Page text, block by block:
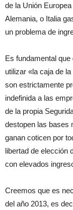
de la Unión
Alemania, o Italia
un problema de
Es fundamental
utilizar «la caja de
son estrictamente
indefinida a las
de la propia
destopen las bases
ganan coticen por
libertad de elección
con elevados
Creemos que es
del año 2013, es